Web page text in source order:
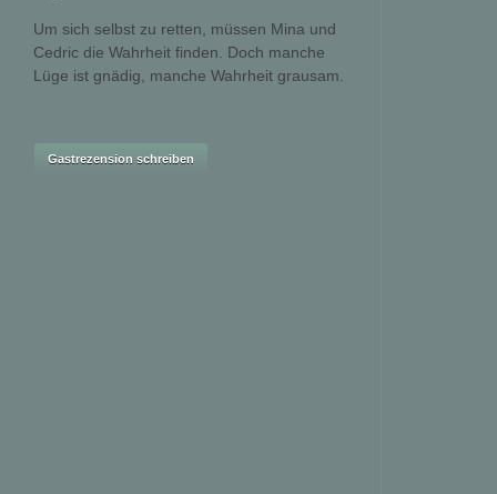
Um sich selbst zu retten, müssen Mina und
Cedric die Wahrheit finden. Doch manche
Lüge ist gnädig, manche Wahrheit grausam.